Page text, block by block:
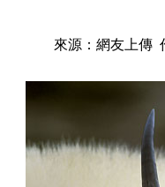
來源：網友上傳